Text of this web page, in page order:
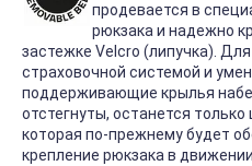
продевается в
рюкзака и надежно
застежке Velcro (липучка).
страховочной системой и
поддерживающие крылья
отстегнуты, останется
которая по-прежнему будет
крепление рюкзака в